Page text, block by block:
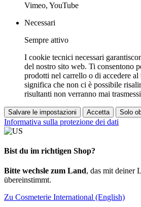
Vimeo, YouTube
Necessari
Sempre attivo
I cookie tecnici necessari
del nostro sito web. Ti consentono
prodotti nel carrello o di accedere
significa che non ci è possibile
risultanti non verranno mai
Salvare le impostazioni Accetta Solo
Informativa sulla protezione dei dati
Bist du im richtigen Shop?
Bitte wechsle zum Land, das mit deiner
übereinstimmt.
Zu Cosmeterie International (English)